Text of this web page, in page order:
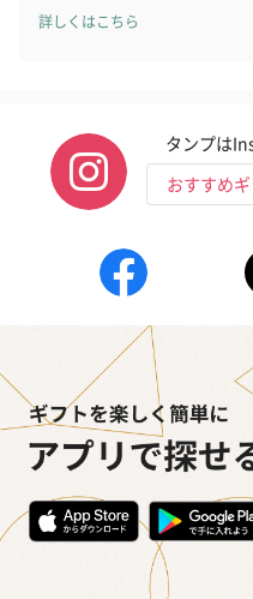
詳しくはこちら
タンプは
おすすめ